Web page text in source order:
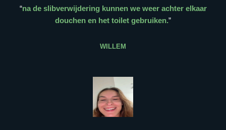
“na de slibverwijdering kunnen we weer achter elkaar
douchen en het toilet gebruiken.”
WILLEM